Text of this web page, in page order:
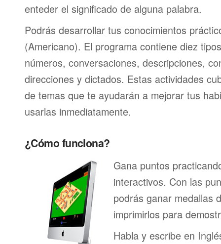
enteder el significado de alguna palabra.
Podrás desarrollar tus conocimientos
(Americano). El programa contiene diez
números, conversaciones, descripciones,
direcciones y dictados. Estas actividades
de temas que te ayudarán a mejorar tus
usarlas inmediatamente.
¿Cómo funciona?
Gana puntos
interactivos. Con las
podrás ganar medallas
imprimirlos para
Habla y escribe en